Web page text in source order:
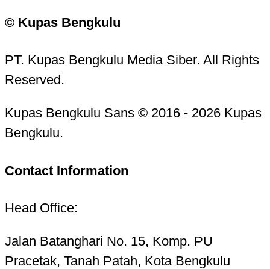
© Kupas Bengkulu
PT. Kupas Bengkulu Media Siber. All Rights
Reserved.
Kupas Bengkulu Sans © 2016 - 2026 Kupas
Bengkulu.
Contact Information
Head Office:
Jalan Batanghari No. 15, Komp. PU
Pracetak, Tanah Patah, Kota Bengkulu